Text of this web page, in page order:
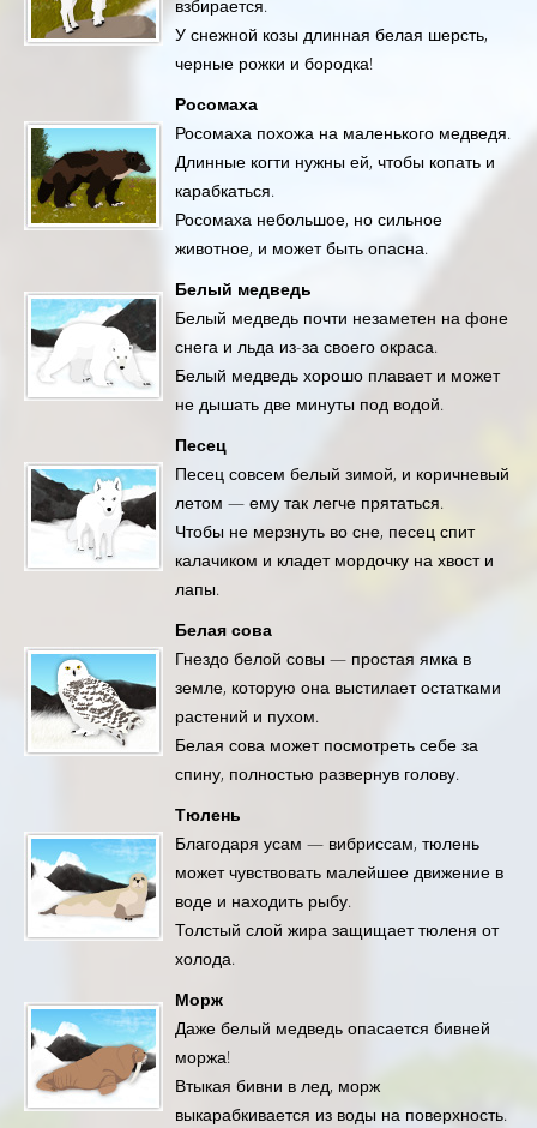
взбирается.
У снежной козы длинная белая шерсть,
черные рожки и бородка!
Росомаха
Росомаха похожа на маленького медведя.
Длинные когти нужны ей, чтобы копать и
карабкаться.
Росомаха небольшое, но сильное
животное, и может быть опасна.
Белый медведь
Белый медведь почти незаметен на фоне
снега и льда из-за своего окраса.
Белый медведь хорошо плавает и может
не дышать две минуты под водой.
Песец
Песец совсем белый зимой, и коричневый
летом — ему так легче прятаться.
Чтобы не мерзнуть во сне, песец спит
калачиком и кладет мордочку на хвост и
лапы.
Белая сова
Гнездо белой совы — простая ямка в
земле, которую она выстилает остатками
растений и пухом.
Белая сова может посмотреть себе за
спину, полностью развернув голову.
Тюлень
Благодаря усам — вибриссам, тюлень
может чувствовать малейшее движение в
воде и находить рыбу.
Толстый слой жира защищает тюленя от
холода.
Морж
Даже белый медведь опасается бивней
моржа!
Втыкая бивни в лед, морж
выкарабкивается из воды на поверхность.